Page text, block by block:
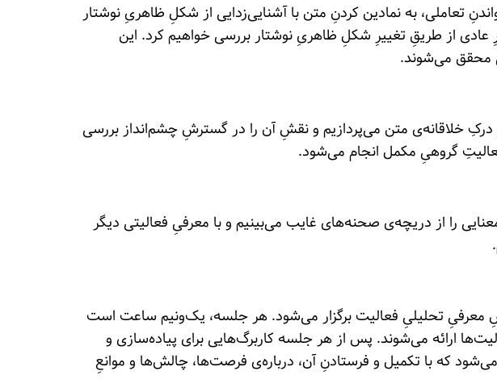
تعاملی، به نمادین کردنِ متن با آشنایی‌زدایی از شکلِ ظاهریِ نوشتار
عادی از طریقِ تغییرِ شکلِ ظاهریِ نوشتار بررسی خواهیم کرد. این
محقق می‌شوند.
خلاقانه‌ی متن می‌پردازیم و نقشِ آن را در گسترشِ چشم‌انداز بررسی
گروهیِ مکمل انجام می‌شود.
را از دریچه‌ی صحنه‌های غایب می‌بینیم و با معرفیِ فعالیتی دیگر
معرفیِ تحلیلیِ فعالیت برگزار می‌شود. هر جلسه، یک‌ونیم ساعت است
ارائه می‌شوند. پس از هر جلسه کاربرگ‌هایی برای پیاده‌سازی و
که با تکمیل و فرستادنِ آن، درباره‌ی فرصت‌ها، چالش‌ها و موانعِ